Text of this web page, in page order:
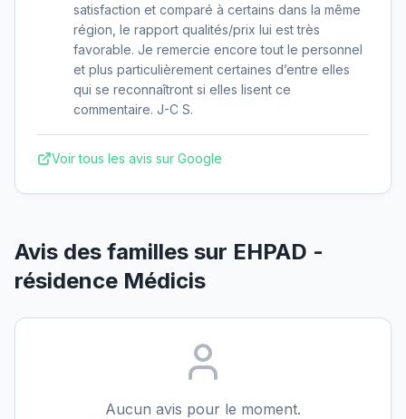
satisfaction et comparé à certains dans la même
région, le rapport qualités/prix lui est très
favorable. Je remercie encore tout le personnel
et plus particulièrement certaines d’entre elles
qui se reconnaîtront si elles lisent ce
commentaire. J-C S.
Voir tous les avis sur Google
Avis des familles sur EHPAD -
résidence Médicis
Aucun avis pour le moment.